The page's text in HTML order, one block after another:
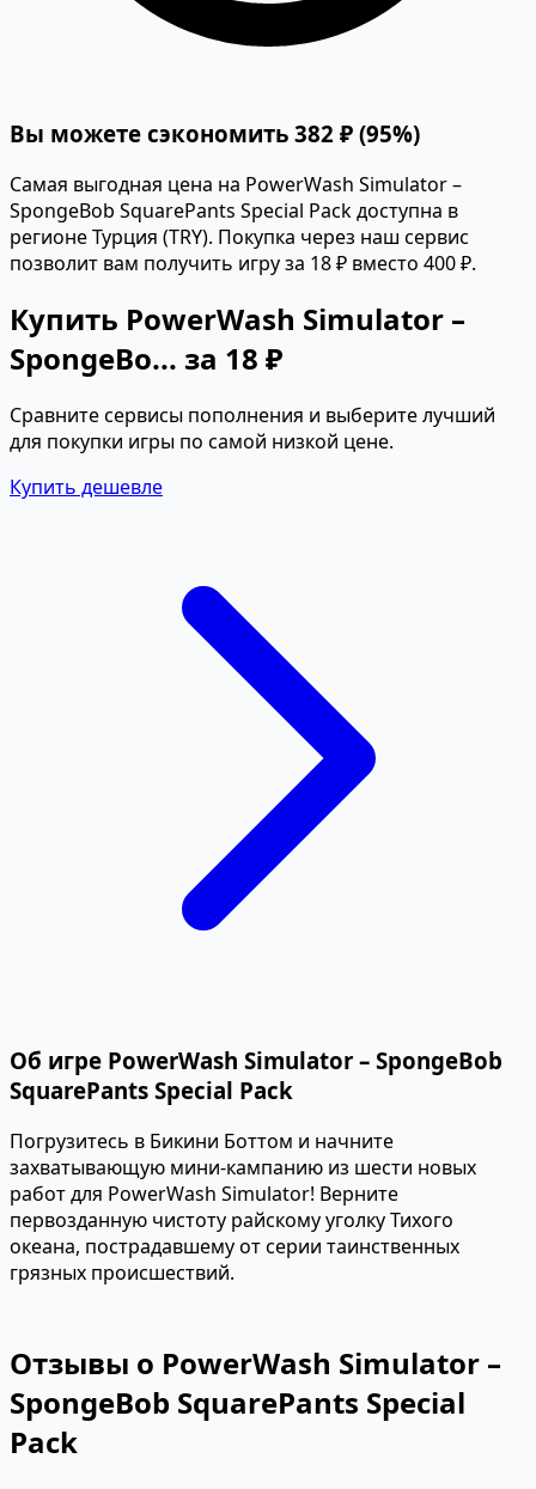
Вы можете сэкономить 382 ₽ (95%)
Самая выгодная цена на PowerWash Simulator –
SpongeBob SquarePants Special Pack доступна в
регионе Турция (TRY). Покупка через наш сервис
позволит вам получить игру за 18 ₽ вместо 400 ₽.
Купить PowerWash Simulator –
SpongeBo... за 18 ₽
Сравните сервисы пополнения и выберите лучший
для покупки игры по самой низкой цене.
Купить дешевле
Об игре PowerWash Simulator – SpongeBob
SquarePants Special Pack
Погрузитесь в Бикини Боттом и начните
захватывающую мини-кампанию из шести новых
работ для PowerWash Simulator! Верните
первозданную чистоту райскому уголку Тихого
океана, пострадавшему от серии таинственных
грязных происшествий.
Отзывы о PowerWash Simulator –
SpongeBob SquarePants Special
Pack